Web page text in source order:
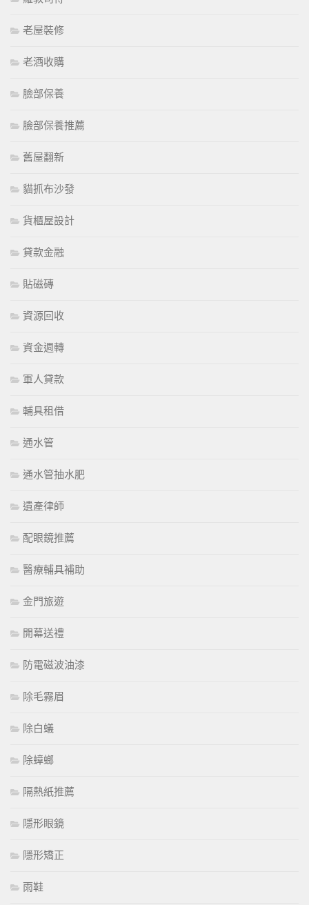
老屋裝修
老酒收購
臉部保養
臉部保養推薦
舊屋翻新
貓抓布沙發
貨櫃屋設計
貸款金融
貼磁磚
資源回收
資金週轉
軍人貸款
輔具租借
通水管
通水管抽水肥
遺產律師
配眼鏡推薦
醫療輔具補助
金門旅遊
開幕送禮
防電磁波油漆
除毛霧眉
除白蟻
除蟑螂
隔熱紙推薦
隱形眼鏡
隱形矯正
雨鞋